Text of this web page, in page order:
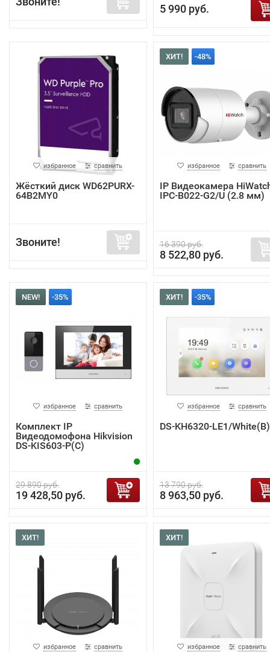
5 990 руб.
избранное сравнить
Жёсткий диск WD62PURX-
64B2MY0
Звоните!
ХИТ! -48%
избранное сравнить
IP Видеокамера
IPC-B022-G2/U (2.8 мм)
16 390 руб.
8 522,80 руб.
NEW! -35%
избранное сравнить
Комплект IP
Видеодомофона Hikvision
DS-KIS603-P(C)
29 890 руб.
19 428,50 руб.
ХИТ! -35%
избранное сравнить
DS-KH6320-LE1/White(B)
13 790 руб.
8 963,50 руб.
ХИТ!
избранное сравнить
ХИТ!
избранное сравнить